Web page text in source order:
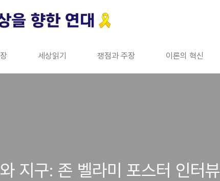
세상읽기 쟁점과 주장 이론의 혁신
지구: 존 벨라미 포스터 인터뷰